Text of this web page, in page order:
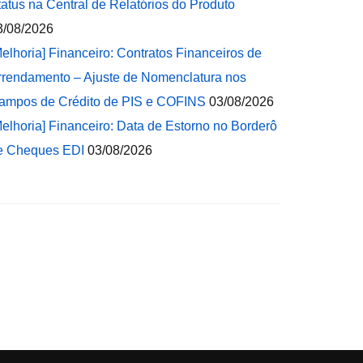
na Central de Relatórios do Produto
08/2026
Financeiro: Contratos Financeiros de
– Ajuste de Nomenclatura nos
de Crédito de PIS e COFINS 03/08/2026
Financeiro: Data de Estorno no Borderô
Cheques EDI 03/08/2026